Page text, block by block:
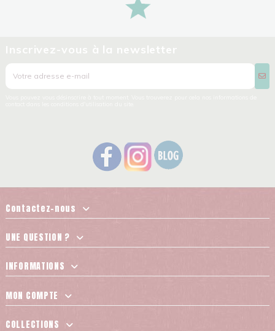
Contactez-nous
UNE QUESTION ?
INFORMATIONS
MON COMPTE
COLLECTIONS